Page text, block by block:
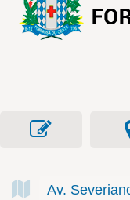
Av.